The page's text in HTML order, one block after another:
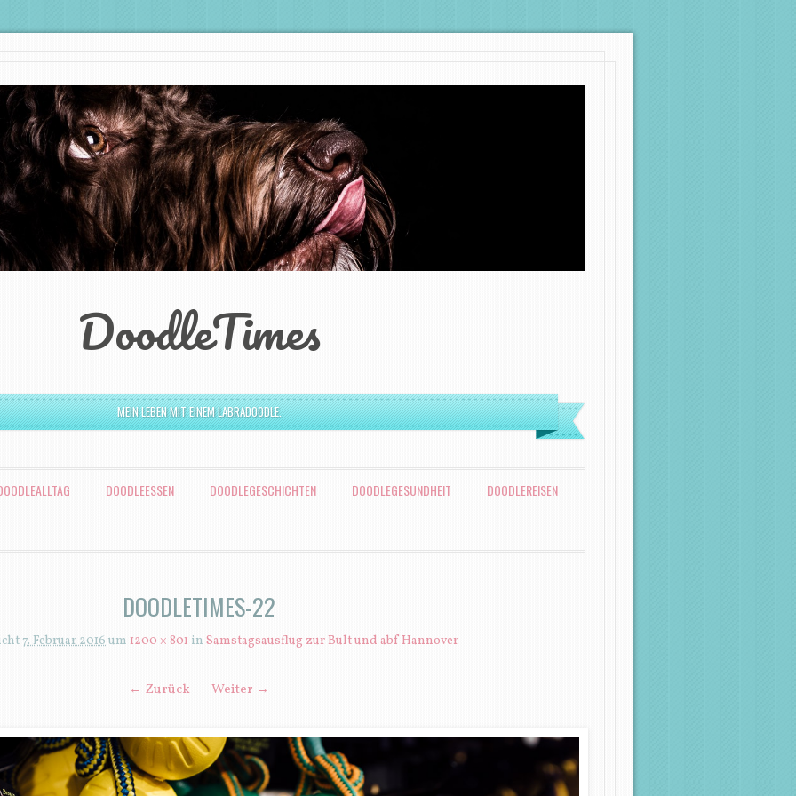
DoodleTimes
MEIN LEBEN MIT EINEM LABRADOODLE.
DOODLEESSEN DOODLEGESCHICHTEN DOODLEGESUNDHEIT DOODLEREISEN
DOODLETIMES-22
7. Februar 2016um 1200 × 801 in Samstagsausflug zur Bult und abf Hannover
← Zurück Weiter →